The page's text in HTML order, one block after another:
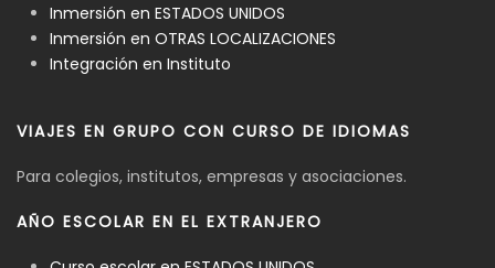
Inmersión en ESTADOS UNIDOS
Inmersión en OTRAS LOCALIZACIONES
Integración en Instituto
VIAJES EN GRUPO CON CURSO DE IDIOMAS
Para colegios, institutos, empresas y asociaciones.
AÑO ESCOLAR EN EL EXTRANJERO